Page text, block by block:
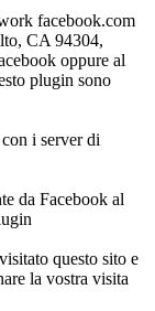
facebook.com
CA 94304,
oppure al
plugin sono
i server di
da Facebook al
questo sito e
la vostra visita